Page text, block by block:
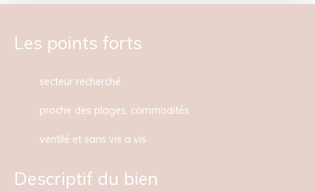
Les points forts
secteur recherché
proche des plages, commodités
ventilé et sans vis a vis
Descriptif du bien